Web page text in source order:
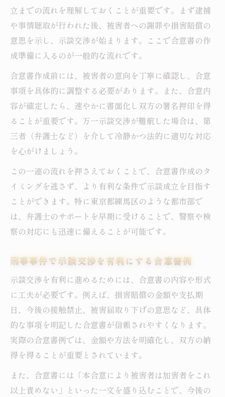
立までの流れを理解しておくことが重要です。まず逮捕
や事情聴取が行われた後、被害者への謝罪や損害賠償の
意思を示し、示談交渉が始まります。ここで合意書の作
成準備に入るのが一般的な流れです。
合意書作成前には、被害者の意向を丁寧に確認し、合意
事項を具体的に調整する必要があります。また、合意内
容が確定したら、速やかに書面化し双方の署名押印を得
ることが重要です。万一示談交渉が難航した場合は、第
三者（弁護士など）を介して冷静かつ法的に適切な対応
を心がけましょう。
この一連の流れを押さえておくことで、合意書作成のタ
イミングを逃さず、より有利な条件で示談成立を目指す
ことができます。特に東京都練馬区のような都市部で
は、弁護士のサポートを早期に受けることで、警察や検
察の対応にも迅速に備えることが可能です。
刑事事件で示談交渉を有利にする合意書例
示談交渉を有利に進めるためには、合意書の内容や形式
に工夫が必要です。例えば、損害賠償の金額や支払期
日、今後の接触禁止、被害届取り下げの意思など、具体
的な事項を明記した合意書が信頼されやすくなります。
実際の合意書例では、金額や方法を明確化し、双方の納
得を得ることが重要とされています。
また、合意書には「本合意により被害者は加害者をこれ
以上責めない」といった一文を盛り込むことで、今後の